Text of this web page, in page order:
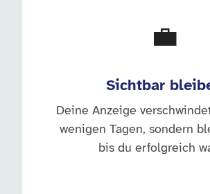
💼
Sichtbar
Deine Anzeige
wenigen Tagen, sondern
bis du erfolgreich